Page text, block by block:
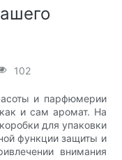
102
и парфюмерии
и сам аромат. На
для упаковки
функции защиты и
внимания